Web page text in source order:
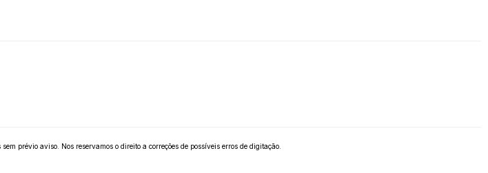
prévio aviso. Nos reservamos o direito a correções de possíveis erros de digitação.